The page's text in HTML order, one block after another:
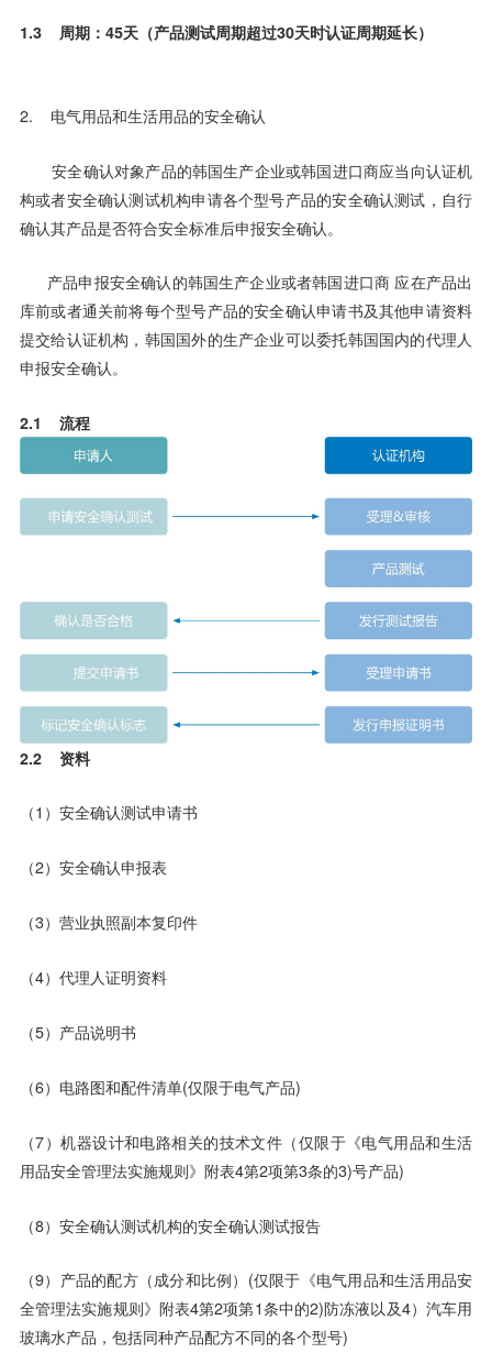
1.3 周期：45天（产品测试周期超过30天时认证周期延长）
2. 电气用品和生活用品的安全确认
安全确认对象产品的韩国生产企业或韩国进口商应当向认证机
构或者安全确认测试机构申请各个型号产品的安全确认测试，自行
确认其产品是否符合安全标准后申报安全确认。
产品申报安全确认的韩国生产企业或者韩国进口商 应在产品出
库前或者通关前将每个型号产品的安全确认申请书及其他申请资料
提交给认证机构，韩国国外的生产企业可以委托韩国国内的代理人
申报安全确认。
2.1 流程
2.2 资料
（1）安全确认测试申请书
（2）安全确认申报表
（3）营业执照副本复印件
（4）代理人证明资料
（5）产品说明书
（6）电路图和配件清单(仅限于电气产品)
（7）机器设计和电路相关的技术文件（仅限于《电气用品和生活
用品安全管理法实施规则》附表4第2项第3条的3)号产品)
（8）安全确认测试机构的安全确认测试报告
（9）产品的配方（成分和比例）(仅限于《电气用品和生活用品安
全管理法实施规则》附表4第2项第1条中的2)防冻液以及4）汽车用
玻璃水产品，包括同种产品配方不同的各个型号)